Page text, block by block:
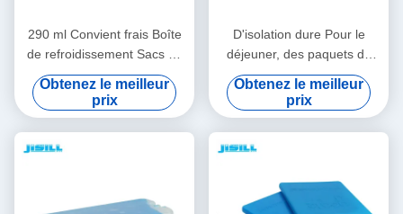
290 ml Convient frais Boîte
de refroidissement Sacs de
glace, congélateur Sacs de
refroidissement 19*19*1 cm
Taille Pour les aliments
congelés
Obtenez le meilleur
prix
D'isolation dure Pour le
déjeuner, des paquets de
glace 200 ml Pcm Gel
Aliments conservés frais
16,5*10*2 cm Taille Pour les
aliments congelés
Obtenez le meilleur
prix